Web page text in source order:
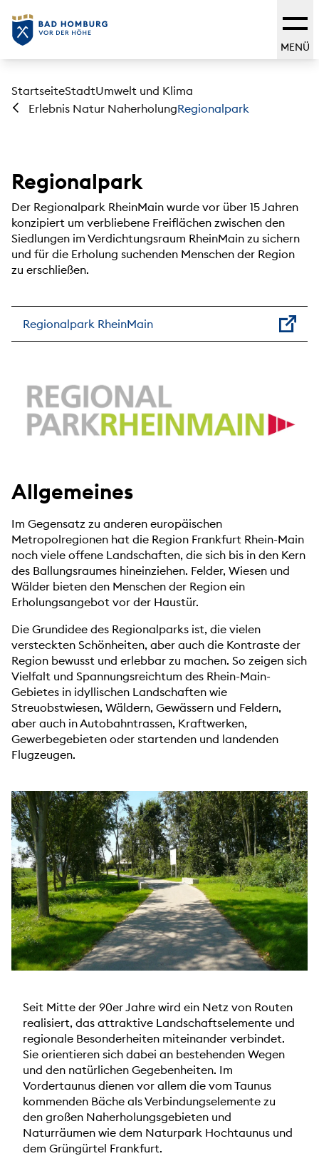
MENÜ
StartseiteStadtUmwelt und Klima
Erlebnis Natur NaherholungRegionalpark
Regionalpark
Der Regionalpark RheinMain wurde vor über 15 Jahren
konzipiert um verbliebene Freiflächen zwischen den
Siedlungen im Verdichtungsraum RheinMain zu sichern
und für die Erholung suchenden Menschen der Region
zu erschließen.
Regionalpark RheinMain
Allgemeines
Im Gegensatz zu anderen europäischen
Metropolregionen hat die Region Frankfurt Rhein-Main
noch viele offene Landschaften, die sich bis in den Kern
des Ballungsraumes hineinziehen. Felder, Wiesen und
Wälder bieten den Menschen der Region ein
Erholungsangebot vor der Haustür.
Die Grundidee des Regionalparks ist, die vielen
versteckten Schönheiten, aber auch die Kontraste der
Region bewusst und erlebbar zu machen. So zeigen sich
Vielfalt und Spannungsreichtum des Rhein-Main-
Gebietes in idyllischen Landschaften wie
Streuobstwiesen, Wäldern, Gewässern und Feldern,
aber auch in Autobahntrassen, Kraftwerken,
Gewerbegebieten oder startenden und landenden
Flugzeugen.
Seit Mitte der 90er Jahre wird ein Netz von Routen
realisiert, das attraktive Landschaftselemente und
regionale Besonderheiten miteinander verbindet.
Sie orientieren sich dabei an bestehenden Wegen
und den natürlichen Gegebenheiten. Im
Vordertaunus dienen vor allem die vom Taunus
kommenden Bäche als Verbindungselemente zu
den großen Naherholungsgebieten und
Naturräumen wie dem Naturpark Hochtaunus und
dem Grüngürtel Frankfurt.